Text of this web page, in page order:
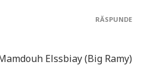
Elssbiay (Big Ramy)
RĂSPUNDE